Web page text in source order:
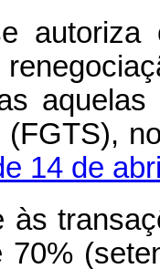
autoriza
(FGTS),
14 de
às
70%